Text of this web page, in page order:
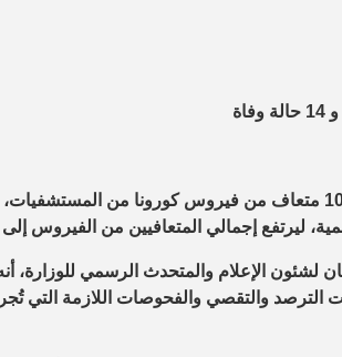
أعلنت وزارة الصحة والسكان، اليوم الثلاثاء، عن خروج 101 متعاف من فيروس
المتعافيين من الفيروس إلى 100540 حالات حتى اليوم.
الترصد والتقصي والفحوصات اللازمة التي